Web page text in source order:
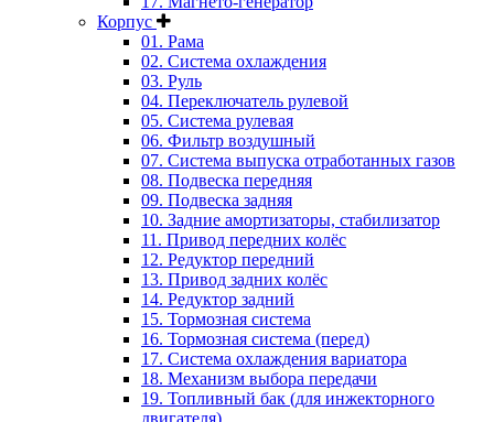
Корпус
01. Рама
02. Система охлаждения
03. Руль
04. Переключатель рулевой
05. Система рулевая
06. Фильтр воздушный
07. Система выпуска отработанных газов
08. Подвеска передняя
09. Подвеска задняя
10. Задние амортизаторы, стабилизатор
11. Привод передних колёс
12. Редуктор передний
13. Привод задних колёс
14. Редуктор задний
15. Тормозная система
16. Тормозная система (перед)
17. Система охлаждения вариатора
18. Механизм выбора передачи
19. Топливный бак (для инжекторного
двигателя)